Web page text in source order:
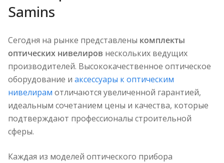
Samins
Сегодня на рынке представлены комплекты
оптических нивелиров нескольких ведущих
производителей. Высококачественное оптическое
оборудование и аксессуары к оптическим
нивелирам отличаются увеличенной гарантией,
идеальным сочетанием цены и качества, которые
подтверждают профессионалы строительной
сферы.
Каждая из моделей оптического прибора